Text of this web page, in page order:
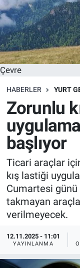
Çevre
HABERLER YURT
Zorunlu
başlıyor
Ticari araçlar
kış lastiği
Cumartesi günü
takmayan
verilmeyecek.
12.11.2025 - 11:01
YAYINLANMA